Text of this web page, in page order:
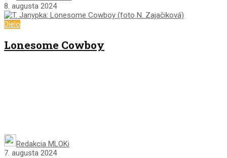
8. augusta 2024
Dielo
Lonesome Cowboy
Redakcia MLOKi
7. augusta 2024